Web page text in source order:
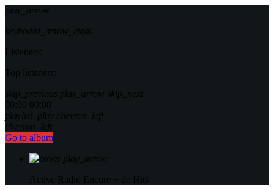
play_arrow
keyboard_arrow_right
Listeners:
Top listeners:
skip_previous play_arrow skip_next
00:00 00:00
playlist_play chevron_left
chevron_left
Go to album
play_arrow
Active Radio Encore + de Hits